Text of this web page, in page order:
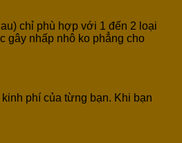
chỉ phù hợp với 1 đến 2 loại
gây nhấp nhô ko phẳng cho
phí của từng bạn. Khi bạn